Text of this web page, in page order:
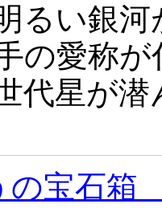
るい銀
の愛称
代星が
の宝石箱